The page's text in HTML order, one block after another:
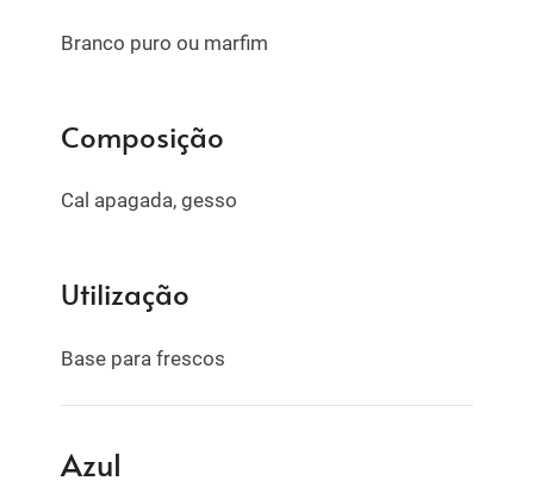
Branco puro ou marfim
Composição
Cal apagada, gesso
Utilização
Base para frescos
Azul